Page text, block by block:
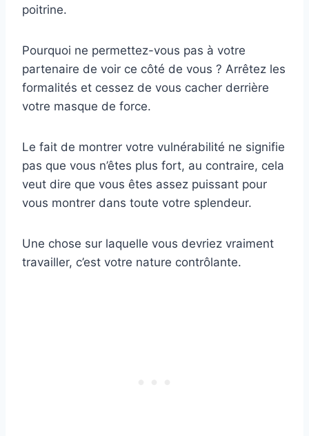
poitrine.
Pourquoi ne permettez-vous pas à votre
partenaire de voir ce côté de vous ? Arrêtez les
formalités et cessez de vous cacher derrière
votre masque de force.
Le fait de montrer votre vulnérabilité ne signifie
pas que vous n’êtes plus fort, au contraire, cela
veut dire que vous êtes assez puissant pour
vous montrer dans toute votre splendeur.
Une chose sur laquelle vous devriez vraiment
travailler, c’est votre nature contrôlante.